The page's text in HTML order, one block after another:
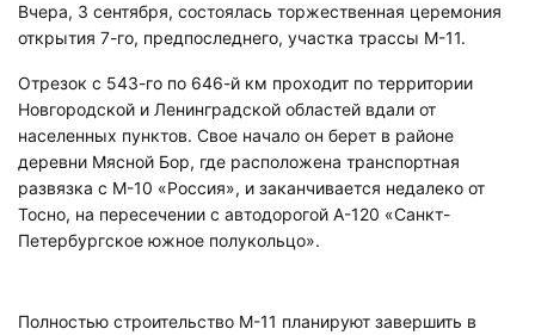
Вчера, 3 сентября, состоялась торжественная церемония
открытия 7-го, предпоследнего, участка трассы М-11.
Отрезок с 543-го по 646-й км проходит по территории
Новгородской и Ленинградской областей вдали от
населенных пунктов. Свое начало он берет в районе
деревни Мясной Бор, где расположена транспортная
развязка с М-10 «Россия», и заканчивается недалеко от
Тосно, на пересечении с автодорогой А-120 «Санкт-
Петербургское южное полукольцо».
Полностью строительство М-11 планируют завершить в